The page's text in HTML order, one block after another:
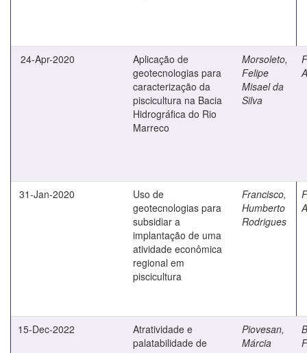
24-Apr-2020
Aplicação de
geotecnologias para
caracterização da
piscicultura na Bacia
Hidrográfica do Rio
Marreco
Morsoleto,
Felipe
Misael da
Silva
31-Jan-2020
Uso de
geotecnologias para
subsidiar a
implantação de uma
atividade econômica
regional em
piscicultura
Francisco,
Humberto
Rodrigues
15-Dec-2022
Atratividade e
palatabilidade de
Piovesan,
Márcia